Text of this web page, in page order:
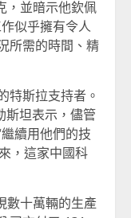
，並暗示他欽佩
似乎擁有令人
所需的時間、精
特斯拉支持者。
斯坦表示，儘管
續用他們的技
，這家中國科
數十萬輛的生產